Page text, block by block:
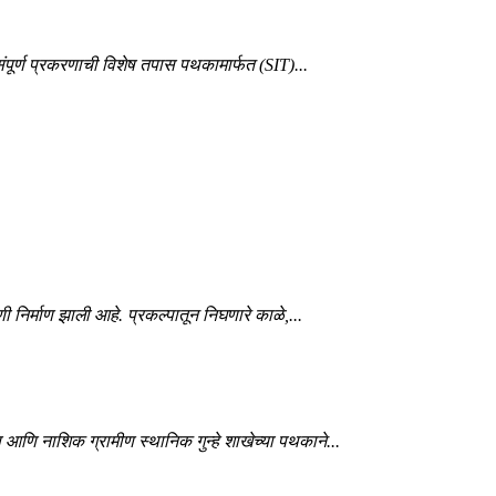
प्रकरणाची विशेष तपास पथकामार्फत (SIT)...
निर्माण झाली आहे. प्रकल्पातून निघणारे काळे,...
आणि नाशिक ग्रामीण स्थानिक गुन्हे शाखेच्या पथकाने...